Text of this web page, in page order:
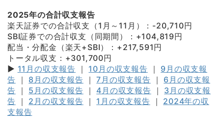
2025年の合計収支報告
楽天証券での合計収支（1月～11月）：-20,710円
SBI証券での合計収支（同期間）：+104,819円
配当・分配金（楽天+SBI）：+217,591円
トータル収支：+301,700円
▶ 11月の収支報告 ｜ 10月の収支報告 ｜ 9月の収支報
告 ｜ 8月の収支報告 ｜7月の収支報告 ｜ 6月の収支報
告 ｜ 5月の収支報告 ｜ 4月の収支報告 ｜ 3月の収支報
告 ｜ 2月の収支報告 ｜ 1月の収支報告 ｜ 2024年の収
支報告